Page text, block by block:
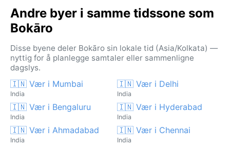
Andre byer i samme tidssone som
Bokāro
Disse byene deler Bokāro sin lokale tid (Asia/Kolkata) —
nyttig for å planlegge samtaler eller sammenligne
dagslys.
🇮🇳 Vær i Mumbai
India
🇮🇳 Vær i Delhi
India
🇮🇳 Vær i Bengaluru
India
🇮🇳 Vær i Hyderabad
India
🇮🇳 Vær i Ahmadabad
India
🇮🇳 Vær i Chennai
India